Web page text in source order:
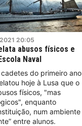
2021 20:05
abusos físicos e
Naval
do primeiro ano
hoje à Lusa que o
físicos, "mas
enquanto
num ambiente
entre alunos.